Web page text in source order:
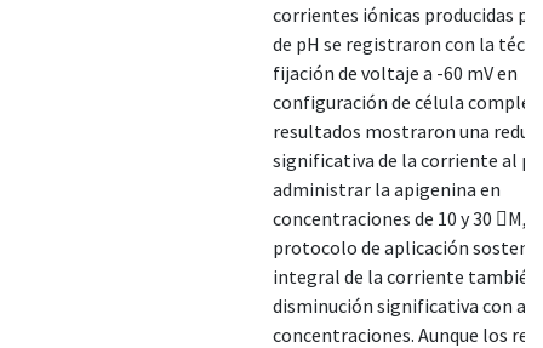
corrientes iónicas producidas
de pH se registraron con la
fijación de voltaje a -60 mV en
configuración de célula
resultados mostraron una
significativa de la corriente al
administrar la apigenina en
concentraciones de 10 y 30 M,
protocolo de aplicación
integral de la corriente también
disminución significativa con
concentraciones. Aunque los